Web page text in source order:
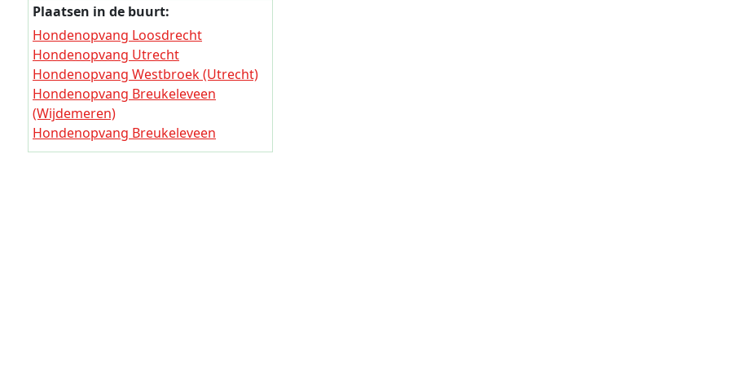
Plaatsen in de buurt:
Hondenopvang Loosdrecht
Hondenopvang Utrecht
Hondenopvang Westbroek (Utrecht)
Hondenopvang Breukeleveen
(Wijdemeren)
Hondenopvang Breukeleveen
(Wijdemeren)